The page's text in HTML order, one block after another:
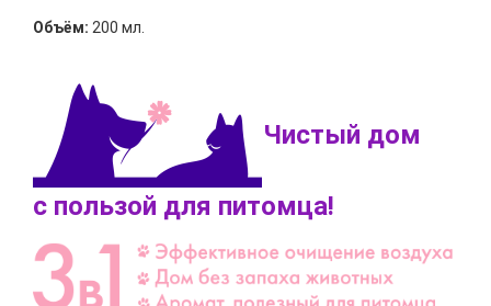
Объём: 200 мл.
Чистый дом
с пользой для питомца!